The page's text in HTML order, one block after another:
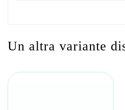
Un altra variante